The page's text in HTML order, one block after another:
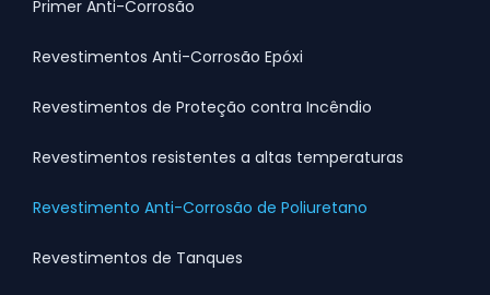
Primer Anti-Corrosão
Revestimentos Anti-Corrosão Epóxi
Revestimentos de Proteção contra Incêndio
Revestimentos resistentes a altas temperaturas
Revestimento Anti-Corrosão de Poliuretano
Revestimentos de Tanques